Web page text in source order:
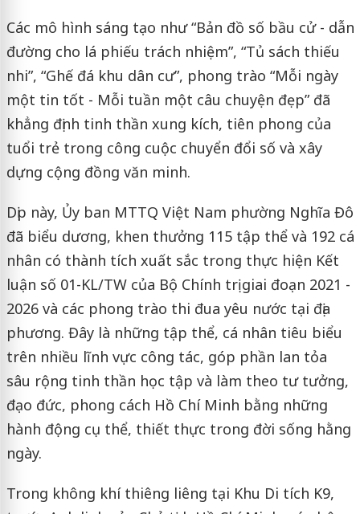
Các mô hình sáng tạo như “Bản đồ số bầu cử - dẫn
đường cho lá phiếu trách nhiệm”, “Tủ sách thiếu
nhi”, “Ghế đá khu dân cư”, phong trào “Mỗi ngày
một tin tốt - Mỗi tuần một câu chuyện đẹp” đã
khẳng định tinh thần xung kích, tiên phong của
tuổi trẻ trong công cuộc chuyển đổi số và xây
dựng cộng đồng văn minh.
Dịp này, Ủy ban MTTQ Việt Nam phường Nghĩa Đô
đã biểu dương, khen thưởng 115 tập thể và 192 cá
nhân có thành tích xuất sắc trong thực hiện Kết
luận số 01-KL/TW của Bộ Chính trị giai đoạn 2021 -
2026 và các phong trào thi đua yêu nước tại địa
phương. Đây là những tập thể, cá nhân tiêu biểu
trên nhiều lĩnh vực công tác, góp phần lan tỏa
sâu rộng tinh thần học tập và làm theo tư tưởng,
đạo đức, phong cách Hồ Chí Minh bằng những
hành động cụ thể, thiết thực trong đời sống hằng
ngày.
Trong không khí thiêng liêng tại Khu Di tích K9,